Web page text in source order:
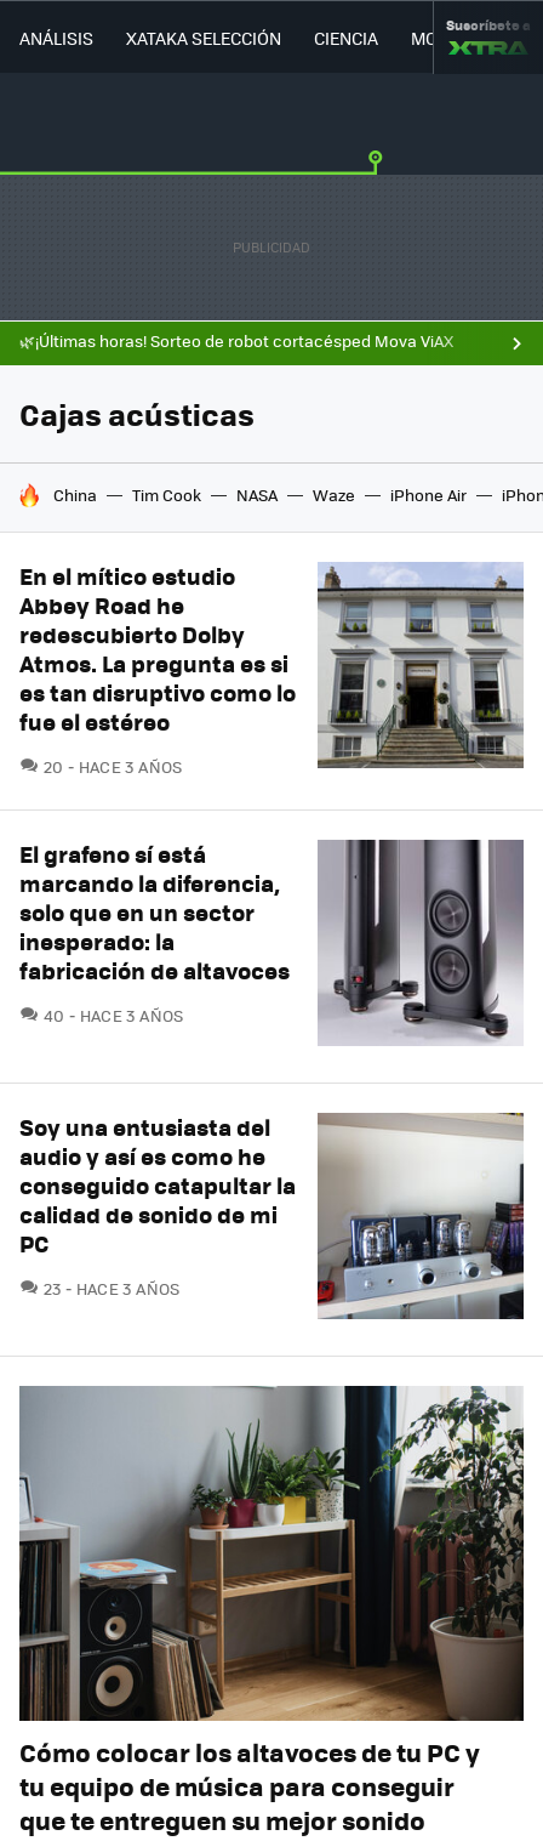
ANÁLISIS XATAKA SELECCIÓN CIENCIA MOVILIDAD
Suscríbete a
🌿¡Últimas horas! Sorteo de robot cortacésped Mova ViAX
Cajas acústicas
HOY SE HABLA DE
China Tim Cook NASA Waze iPhone Air
En el mítico estudio
Abbey Road he
redescubierto Dolby
Atmos. La pregunta es si
es tan disruptivo como lo
fue el estéreo
20 COMENTARIOS
HACE 3 AÑOS
El grafeno sí está
marcando la diferencia,
solo que en un sector
inesperado: la
fabricación de altavoces
40 COMENTARIOS
HACE 3 AÑOS
Soy una entusiasta del
audio y así es como he
conseguido catapultar la
calidad de sonido de mi
PC
23 COMENTARIOS
HACE 3 AÑOS
Cómo colocar los altavoces de tu PC y
tu equipo de música para conseguir
que te entreguen su mejor sonido